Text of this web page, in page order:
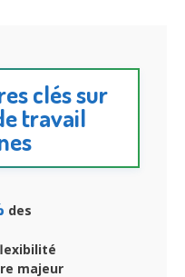
clés sur
travail
des
majeur